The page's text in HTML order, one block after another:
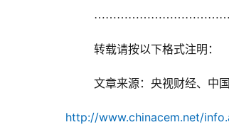
	转载请按以下格式注明：
文章来源：央视财经、中
http://www.chinacem.net/